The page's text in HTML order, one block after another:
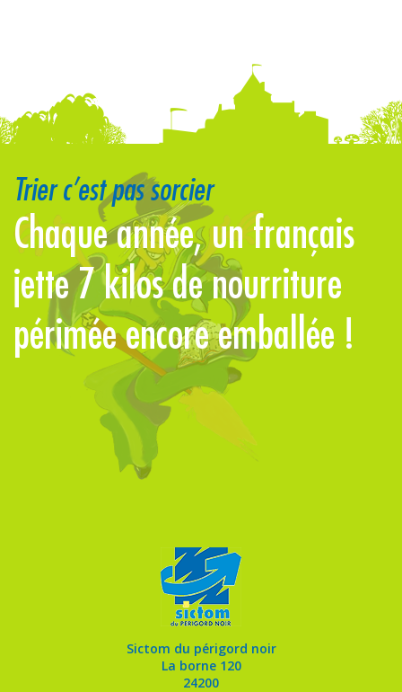
Trier c’est pas sorcier
Chaque année, un français
jette 7 kilos de nourriture
périmée encore emballée !
Sictom du périgord noir
La borne 120
24200